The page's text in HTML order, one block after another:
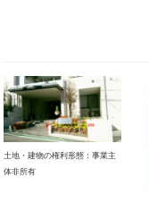
土地・建物の権利形態：事業主
体非所有